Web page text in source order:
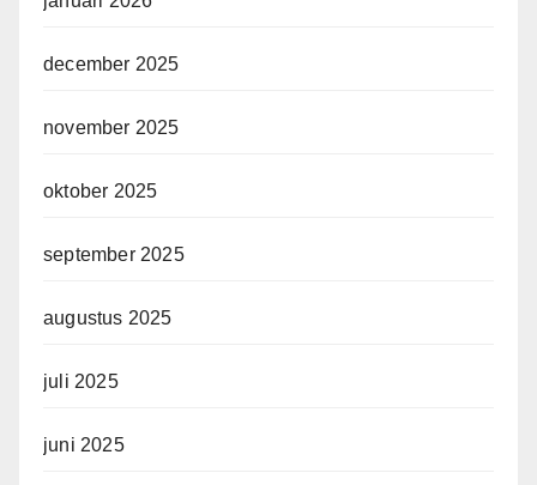
december 2025
november 2025
oktober 2025
september 2025
augustus 2025
juli 2025
juni 2025